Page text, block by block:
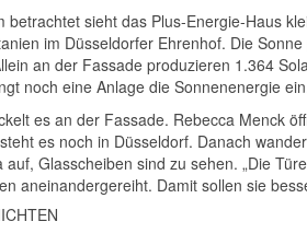
betrachtet sieht das Plus-Energie-Haus
im Düsseldorfer Ehrenhof. Die
an der Fassade produzieren 1.364
noch eine Anlage die Sonnenenergie
es an der Fassade. Rebecca Menck
es noch in Düsseldorf. Danach
auf, Glasscheiben sind zu sehen. „Die
aneinandergereiht. Damit sollen sie